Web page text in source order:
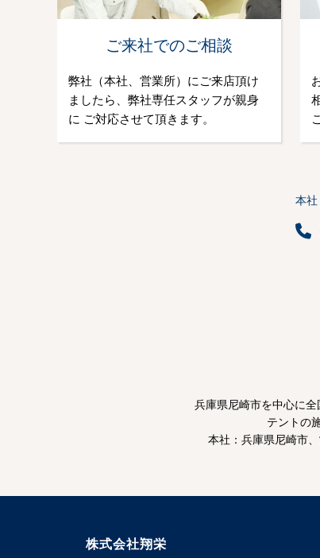
ご来社でのご相談
弊社（本社、営業所）にご来店頂け
ましたら、弊社専任スタッフが親身
に ご対応させて頂きます。
本
兵庫県尼崎市を中心に全
テントの
本社：兵庫県尼崎市
株式会社翔栄